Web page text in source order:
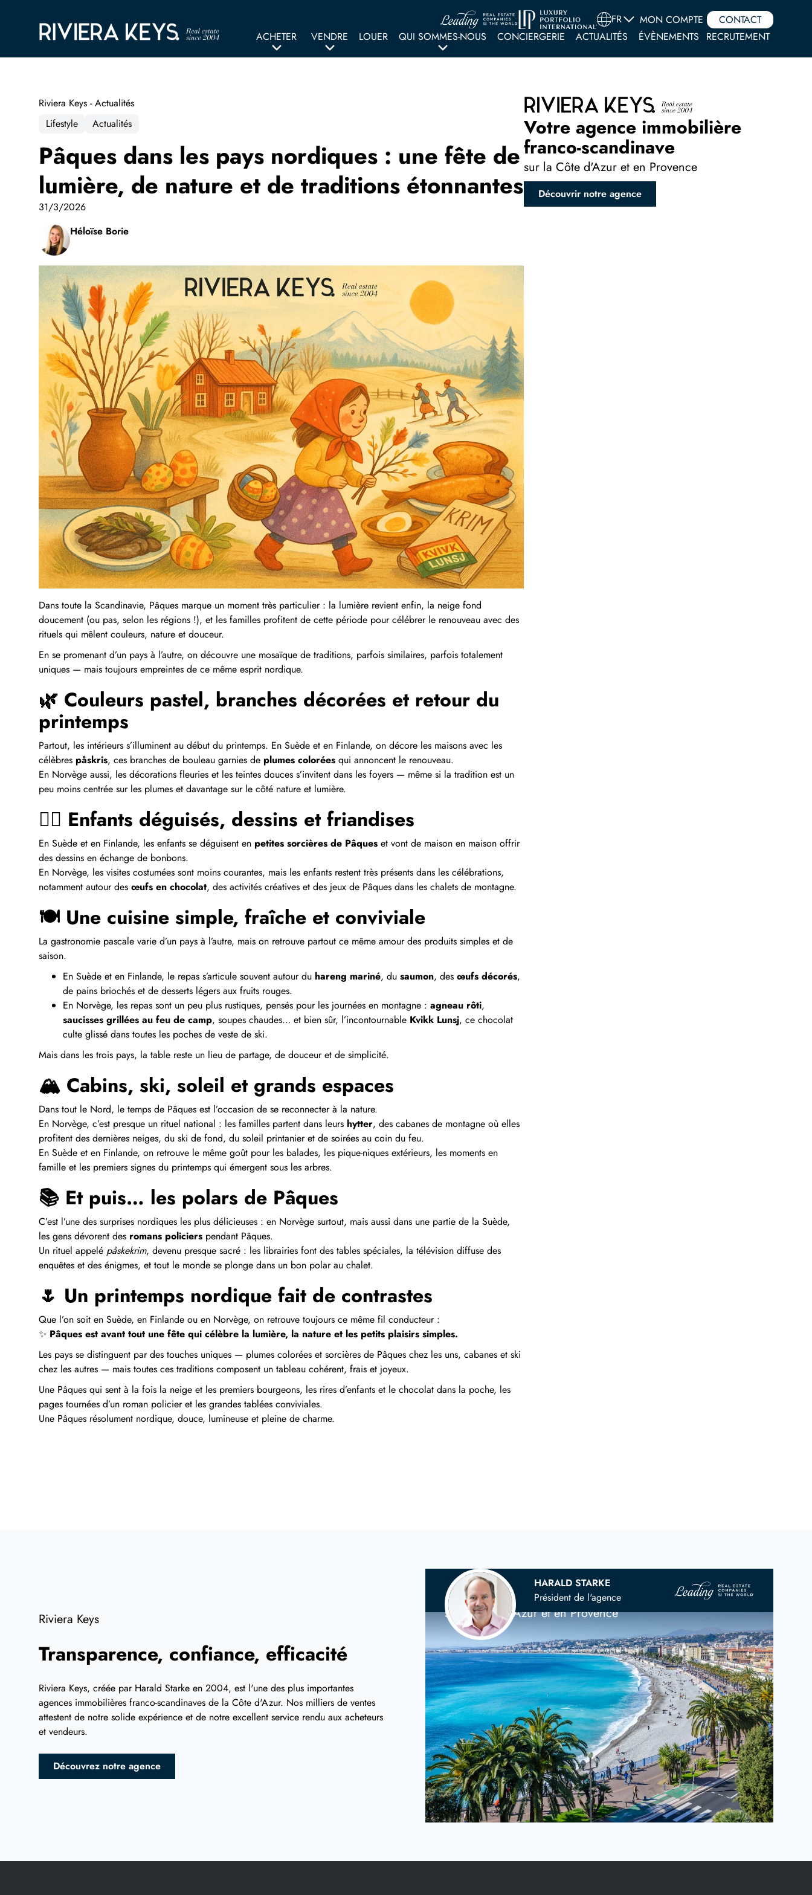
FR MON COMPTE
CONTACT
ACHETER
VENDRE LOUER QUI SOMMES-NOUS CONCIERGERIE ACTUALITÉS ÉVÈNEMENTS RECRUTEMENT
Riviera Keys - Actualités
Lifestyle
Actualités
Pâques dans les pays nordiques : une fête de
lumière, de nature et de traditions étonnantes
31/3/2026
Héloïse Borie
Dans toute la Scandinavie, Pâques marque un moment très particulier : la lumière revient enfin, la neige fond
doucement (ou pas, selon les régions !), et les familles profitent de cette période pour célébrer le renouveau avec des
rituels qui mêlent couleurs, nature et douceur.
En se promenant d’un pays à l’autre, on découvre une mosaïque de traditions, parfois similaires, parfois totalement
uniques — mais toujours empreintes de ce même esprit nordique.
🌿 Couleurs pastel, branches décorées et retour du
printemps
Partout, les intérieurs s’illuminent au début du printemps. En Suède et en Finlande, on décore les maisons avec les
célèbres påskris, ces branches de bouleau garnies de plumes colorées qui annoncent le renouveau.
En Norvège aussi, les décorations fleuries et les teintes douces s’invitent dans les foyers — même si la tradition est un
peu moins centrée sur les plumes et davantage sur le côté nature et lumière.
🧙‍♀️ Enfants déguisés, dessins et friandises
En Suède et en Finlande, les enfants se déguisent en petites sorcières de Pâques et vont de maison en maison offrir
des dessins en échange de bonbons.
En Norvège, les visites costumées sont moins courantes, mais les enfants restent très présents dans les célébrations,
notamment autour des œufs en chocolat, des activités créatives et des jeux de Pâques dans les chalets de montagne.
🍽️ Une cuisine simple, fraîche et conviviale
La gastronomie pascale varie d’un pays à l’autre, mais on retrouve partout ce même amour des produits simples et de
saison.
En Suède et en Finlande, le repas s’articule souvent autour du hareng mariné, du saumon, des œufs décorés,
de pains briochés et de desserts légers aux fruits rouges.
En Norvège, les repas sont un peu plus rustiques, pensés pour les journées en montagne : agneau rôti,
saucisses grillées au feu de camp, soupes chaudes… et bien sûr, l’incontournable Kvikk Lunsj, ce chocolat
culte glissé dans toutes les poches de veste de ski.
Mais dans les trois pays, la table reste un lieu de partage, de douceur et de simplicité.
🏔️ Cabins, ski, soleil et grands espaces
Dans tout le Nord, le temps de Pâques est l’occasion de se reconnecter à la nature.
En Norvège, c’est presque un rituel national : les familles partent dans leurs hytter, des cabanes de montagne où elles
profitent des dernières neiges, du ski de fond, du soleil printanier et de soirées au coin du feu.
En Suède et en Finlande, on retrouve le même goût pour les balades, les pique‑niques extérieurs, les moments en
famille et les premiers signes du printemps qui émergent sous les arbres.
📚 Et puis… les polars de Pâques
C’est l’une des surprises nordiques les plus délicieuses : en Norvège surtout, mais aussi dans une partie de la Suède,
les gens dévorent des romans policiers pendant Pâques.
Un rituel appelé påskekrim, devenu presque sacré : les librairies font des tables spéciales, la télévision diffuse des
enquêtes et des énigmes, et tout le monde se plonge dans un bon polar au chalet.
🌷 Un printemps nordique fait de contrastes
Que l’on soit en Suède, en Finlande ou en Norvège, on retrouve toujours ce même fil conducteur :
✨ Pâques est avant tout une fête qui célèbre la lumière, la nature et les petits plaisirs simples.
Les pays se distinguent par des touches uniques — plumes colorées et sorcières de Pâques chez les uns, cabanes et ski
chez les autres — mais toutes ces traditions composent un tableau cohérent, frais et joyeux.
Une Pâques qui sent à la fois la neige et les premiers bourgeons, les rires d’enfants et le chocolat dans la poche, les
pages tournées d’un roman policier et les grandes tablées conviviales.
Une Pâques résolument nordique, douce, lumineuse et pleine de charme.
Votre agence immobilière
franco-scandinave
sur la Côte d'Azur et en Provence
Découvrir notre agence
Riviera Keys
Transparence, confiance, efficacité
Riviera Keys, créée par Harald Starke en 2004, est l'une des plus importantes
agences immobilières franco-scandinaves de la Côte d'Azur. Nos milliers de ventes
attestent de notre solide expérience et de notre excellent service rendu aux acheteurs
et vendeurs.
Découvrez notre agence
Votre agence immobilièrefranco-scandinave
sur la Côte d'Azur et en Provence
HARALD STARKE
Président de l'agence